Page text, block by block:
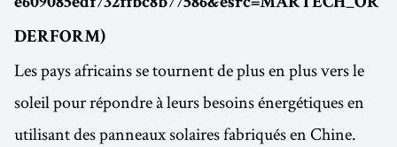
e609085edf732ffbc8b77586&esrc=MARTECH_OR
DERFORM)
Les pays africains se tournent de plus en plus vers le
soleil pour répondre à leurs besoins énergétiques en
utilisant des panneaux solaires fabriqués en Chine.